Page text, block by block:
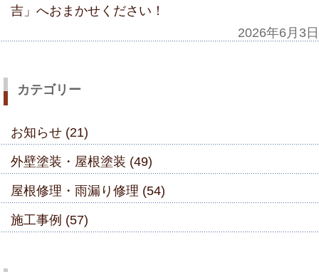
吉」へおまかせください！
2026年6月3日
カテゴリー
お知らせ (21)
外壁塗装・屋根塗装 (49)
屋根修理・雨漏り修理 (54)
施工事例 (57)